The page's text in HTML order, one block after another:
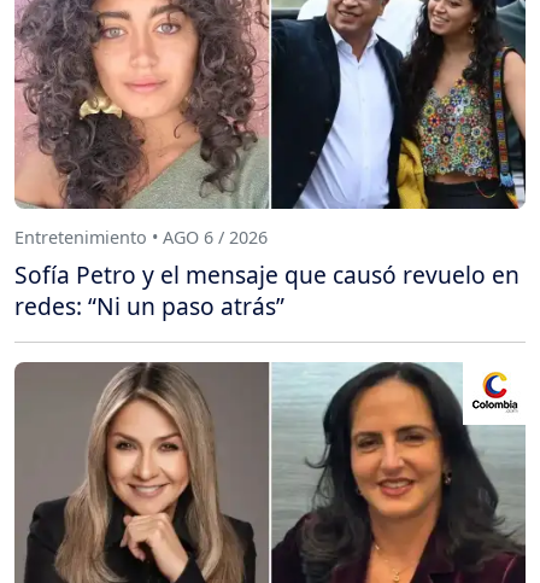
Entretenimiento • AGO 6 / 2026
Sofía Petro y el mensaje que causó revuelo en
redes: “Ni un paso atrás”